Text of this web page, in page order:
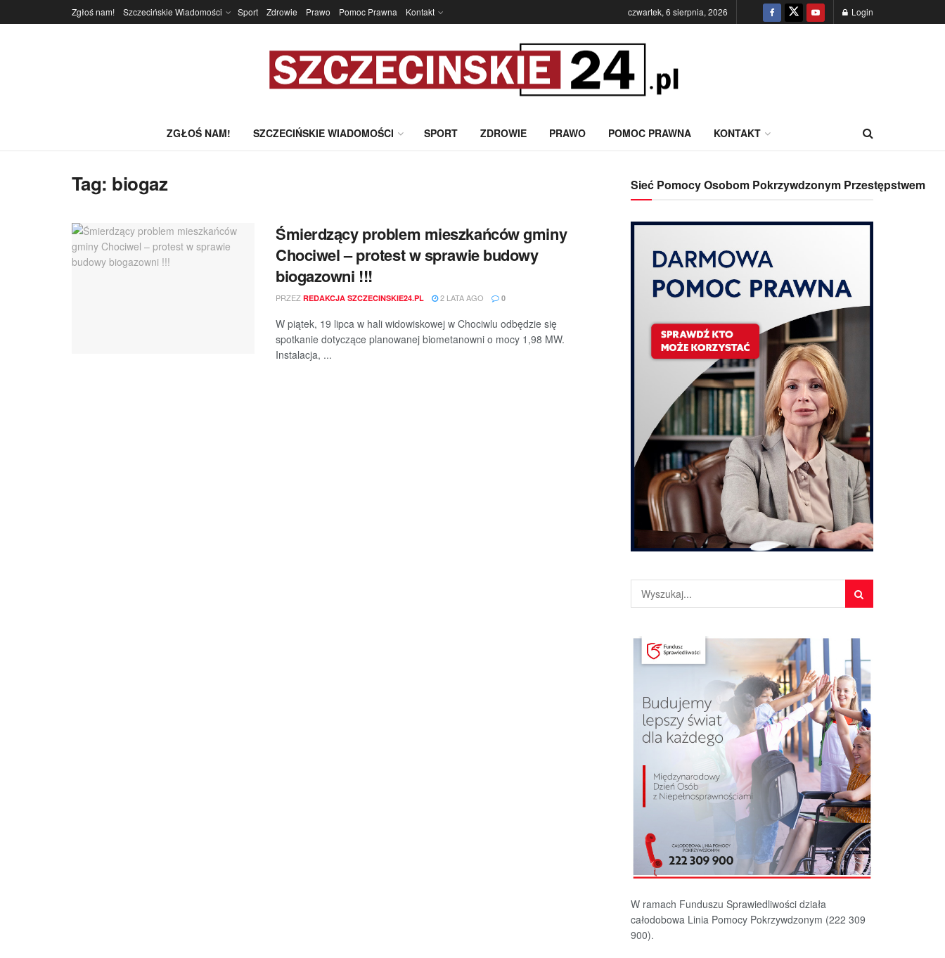
Zgłoś nam! Szczecińskie Wiadomości Sport Zdrowie Prawo Pomoc Prawna Kontakt czwartek, 6 sierpnia, 2026 Login
ZGŁOŚ NAM! SZCZECIŃSKIE WIADOMOŚCI SPORT ZDROWIE PRAWO POMOC PRAWNA KONTAKT
Tag: biogaz
Śmierdzący problem mieszkańców gminy
Chociwel – protest w sprawie budowy
biogazowni !!!
PRZEZ REDAKCJA SZCZECINSKIE24.PL 2 LATA AGO 0
W piątek, 19 lipca w hali widowiskowej w Chociwlu odbędzie się
spotkanie dotyczące planowanej biometanowni o mocy 1,98 MW.
Instalacja, ...
Sieć Pomocy Osobom Pokrzywdzonym Przestępstwem
W ramach Funduszu Sprawiedliwości działa
całodobowa Linia Pomocy Pokrzywdzonym (222 309
900).